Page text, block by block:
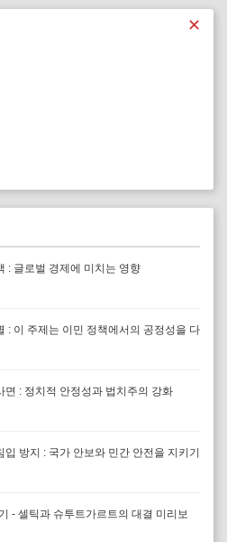
✕
: 글로벌 경제에 미치는 영향
: 이 주제는 이민 정책에서의 공정성을 다
면 : 정치적 안정성과 법치주의 강화
입 방지 : 국가 안보와 민간 안전을 지키기
- 셀틱과 슈투트가르트의 대결 미리보